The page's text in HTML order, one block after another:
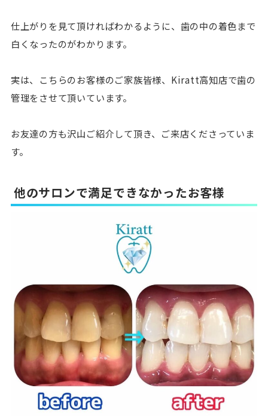
仕上がりを見て頂ければわかるように、歯の中の着色まで
白くなったのがわかります。
実は、こちらのお客様のご家族皆様、Kiratt高知店で歯の
管理をさせて頂いています。
お友達の方も沢山ご紹介して頂き、ご来店くださっていま
す。
他のサロンで満足できなかったお客様